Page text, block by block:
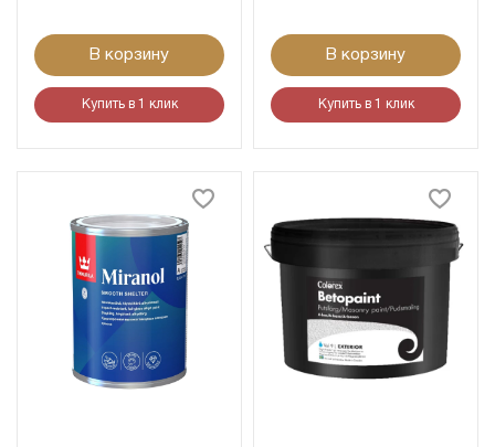
В корзину
Купить в 1 клик
В корзину
Купить в 1 клик